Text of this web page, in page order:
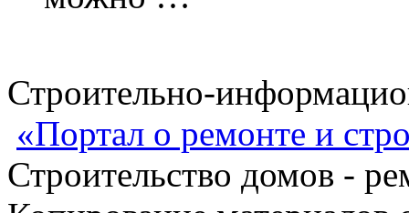
Строительно-
«Портал о ремонте и
Строительство домов -